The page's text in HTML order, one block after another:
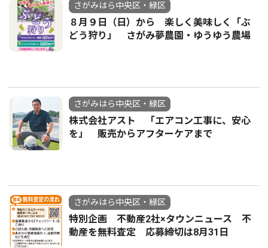
さがみはら中央区・緑区
８月９日（日）から 楽しく美味しく「ぶ
どう狩り」 さがみ夢農園・ゆうゆう農場
さがみはら中央区・緑区
株式会社アスト 「エアコン工事に、安心
を」 販売からアフターケアまで
さがみはら中央区・緑区
特別企画 不動産2社×タウンニュース 不
動産を無料査定 応募締切は8月31日